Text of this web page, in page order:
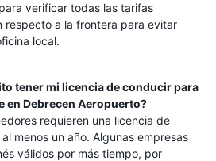
verificar todas las tarifas
respecto a la frontera para evitar
local.
tener mi licencia de conducir para
en Debrecen Aeropuerto?
requieren una licencia de
menos un año. Algunas empresas
válidos por más tiempo, por